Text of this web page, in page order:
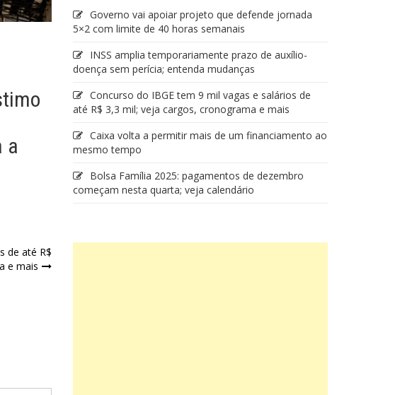
a
de até R$
e mais
Governo vai apoiar projeto que defende jornada
5×2 com limite de 40 horas semanais
INSS amplia temporariamente prazo de auxílio-
doença sem perícia; entenda mudanças
Concurso do IBGE tem 9 mil vagas e salários de
até R$ 3,3 mil; veja cargos, cronograma e mais
Caixa volta a permitir mais de um financiamento ao
mesmo tempo
Bolsa Família 2025: pagamentos de dezembro
começam nesta quarta; veja calendário